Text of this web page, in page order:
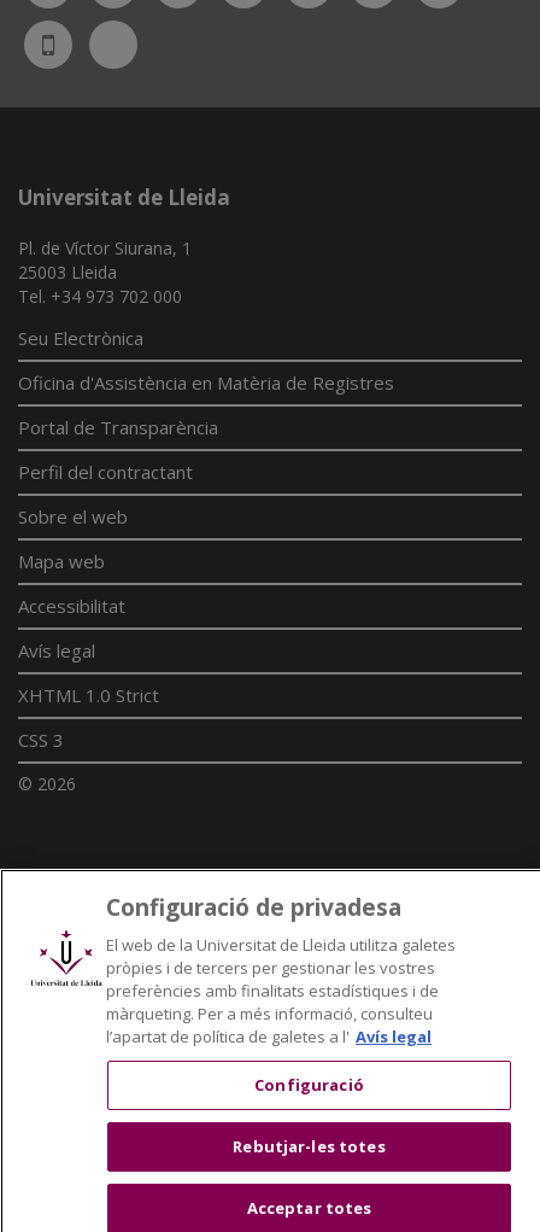
UdL
App
Bluesky
Universitat de Lleida
Pl. de Víctor Siurana, 1
25003 Lleida
Tel. +34 973 702 000
Seu Electrònica
Oficina d'Assistència en Matèria de Registres
Portal de Transparència
Perfil del contractant
Sobre el web
Mapa web
Accessibilitat
Avís legal
XHTML 1.0 Strict
CSS 3
© 2026
Xarxes universitàries
Configuració de privadesa
El web de la Universitat de Lleida utilitza galetes
pròpies i de tercers per gestionar les vostres
preferències amb finalitats estadístiques i de
màrqueting. Per a més informació, consulteu
l’apartat de política de galetes a l' Avís legal
Configuració
Rebutjar-les totes
Acceptar totes